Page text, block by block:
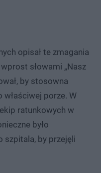
opisał te zmagania
słowami „Nasz
by stosowna
porze. W
ratunkowych w
było
szpitala, by przejęli